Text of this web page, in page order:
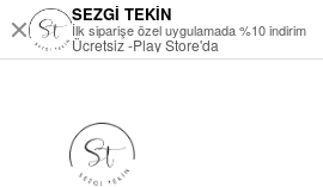
SEZGİ TEKİN
İlk siparişe özel uygulamada %10 indirim
Ücretsiz -Play Store'da